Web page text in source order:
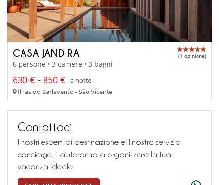
CASA JANDIRA (1 opinione)
6 persone • 3 camere • 3 bagni
630 € - 850 €
a notte
Ilhas do Barlavento - São Vicente
Contattaci
I nostri esperti di destinazione e il nostro servizio
concierge ti aiuteranno a organizzare la tua
vacanza ideale